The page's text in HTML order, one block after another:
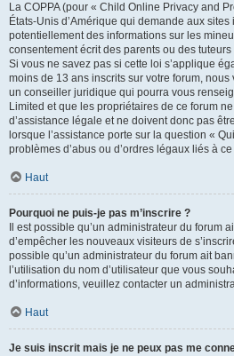
La COPPA (pour « Child Online Privacy and
États-Unis d’Amérique qui demande aux
potentiellement des informations sur les
consentement écrit des parents ou des
Si vous ne savez pas si cette loi s’applique
moins de 13 ans inscrits sur votre forum,
un conseiller juridique qui pourra vous
Limited et que les propriétaires de ce forum
d’assistance légale et ne doivent donc pas
lorsque l’assistance porte sur la question «
problèmes d’abus ou d’ordres légaux liés à
Haut
Pourquoi ne puis-je pas m’inscrire ?
Il est possible qu’un administrateur du forum
d’empêcher les nouveaux visiteurs de
possible qu’un administrateur du forum ait
l’utilisation du nom d’utilisateur que vous
d’informations, veuillez contacter un
Haut
Je suis inscrit mais je ne peux pas me